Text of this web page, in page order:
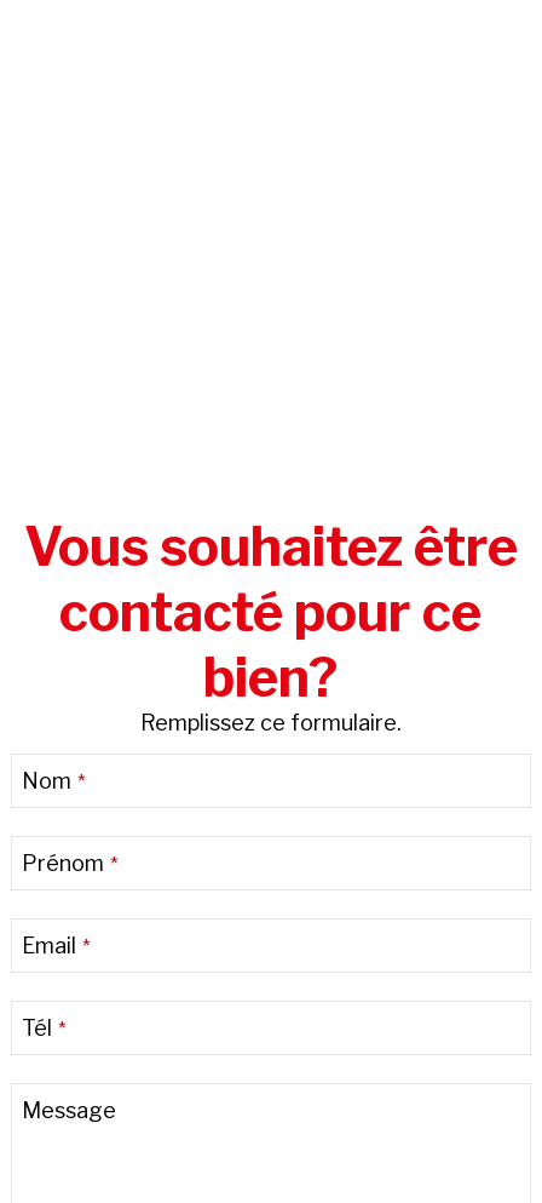
Vous souhaitez être
contacté pour ce
bien?
Remplissez ce formulaire.
Email
Nom *
Prénom *
Email *
Tél *
Message